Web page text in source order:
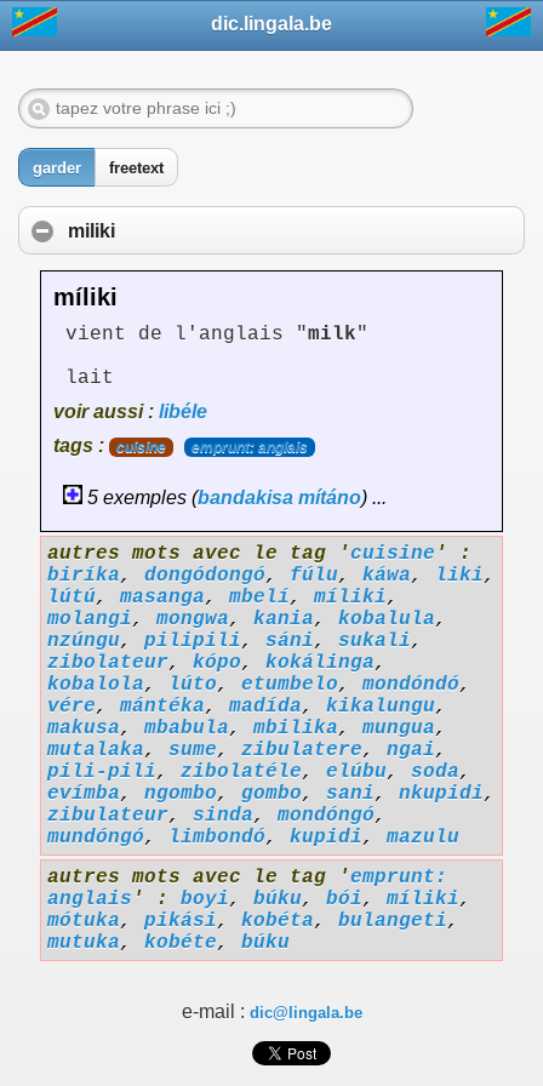
dic.lingala.be
garder freetext
miliki
míliki
vient de l'anglais "milk"
lait
voir aussi : libéle
tags :
cuisine emprunt: anglais
5 exemples (bandakisa mítáno) ...
autres mots avec le tag 'cuisine ' :
biríka, dongódongó, fúlu, káwa, liki,
lútú,masanga,mbelí,míliki,
molangi,mongwa, kania, kobalula,
nzúngu, pilipili, sáni, sukali,
zibolateur, kópo, kokálinga,
kobalola, lúto, etumbelo,mondóndó,
vére,mántéka,madída, kikalungu,
makusa,mbabula,mbilika,mungua,
mutalaka, sume, zibulatere, ngai,
pili-pili, zibolatéle, elúbu, soda,
evímba, ngombo, gombo, sani, nkupidi,
zibulateur, sinda,mondóngó,
mundóngó, limbondó, kupidi,mazulu
autres mots avec le tag 'emprunt:
anglais ' : boyi, búku, bói,míliki,
mótuka, pikási, kobéta, bulangeti,
mutuka, kobéte, búku
e-mail : dic@lingala.be